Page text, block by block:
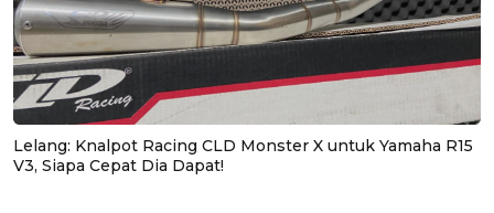
Lelang: Knalpot Racing CLD Monster X untuk Yamaha R15
V3, Siapa Cepat Dia Dapat!